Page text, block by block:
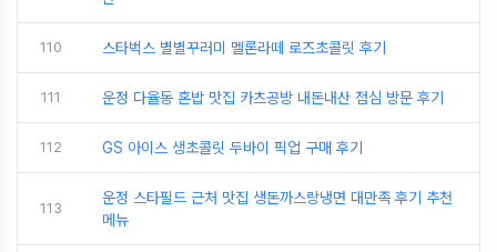
110 스타벅스 별별꾸러미 멜론라떼 로즈초콜릿 후기
111 운정 다율동 혼밥 맛집 카츠공방 내돈내산 점심 방문 후기
112 GS 아이스 생초콜릿 두바이 픽업 구매 후기
113
운정 스타필드 근처 맛집 생돈까스랑냉면 대만족 후기 추천
메뉴